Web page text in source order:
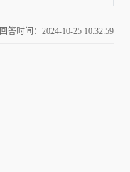
回答时间：2024-10-25 10:32:59